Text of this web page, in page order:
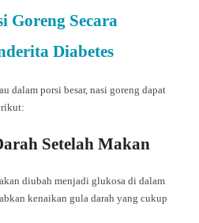
Goreng Secara
Diabetes
dalam porsi besar, nasi goreng dapat
Setelah Makan
diubah menjadi glukosa di dalam
kenaikan gula darah yang cukup